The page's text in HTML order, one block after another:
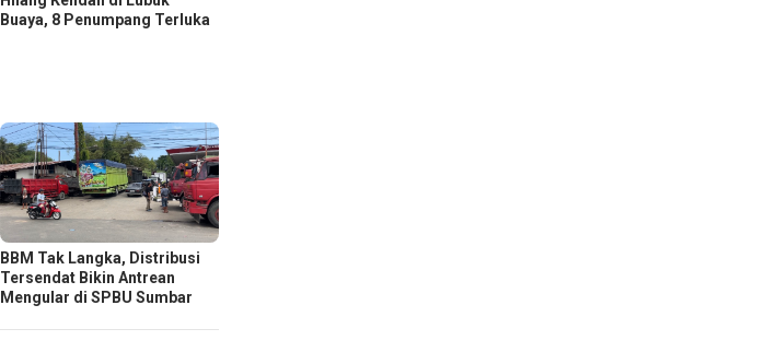
Buaya, 8 Penumpang Terluka
BBM Tak Langka, Distribusi
Tersendat Bikin Antrean
Mengular di SPBU Sumbar